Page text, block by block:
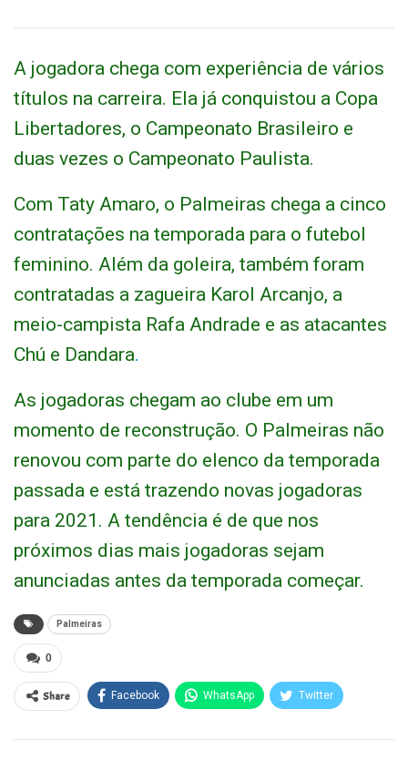
A jogadora chega com experiência de vários
títulos na carreira. Ela já conquistou a Copa
Libertadores, o Campeonato Brasileiro e
duas vezes o Campeonato Paulista.
Com Taty Amaro, o Palmeiras chega a cinco
contratações na temporada para o futebol
feminino. Além da goleira, também foram
contratadas a zagueira Karol Arcanjo, a
meio-campista Rafa Andrade e as atacantes
Chú e Dandara.
As jogadoras chegam ao clube em um
momento de reconstrução. O Palmeiras não
renovou com parte do elenco da temporada
passada e está trazendo novas jogadoras
para 2021. A tendência é de que nos
próximos dias mais jogadoras sejam
anunciadas antes da temporada começar.
Palmeiras
0
Share Facebook WhatsApp Twitter